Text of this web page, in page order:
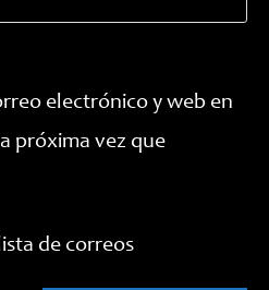
electrónico y web en
próxima vez que
de correos